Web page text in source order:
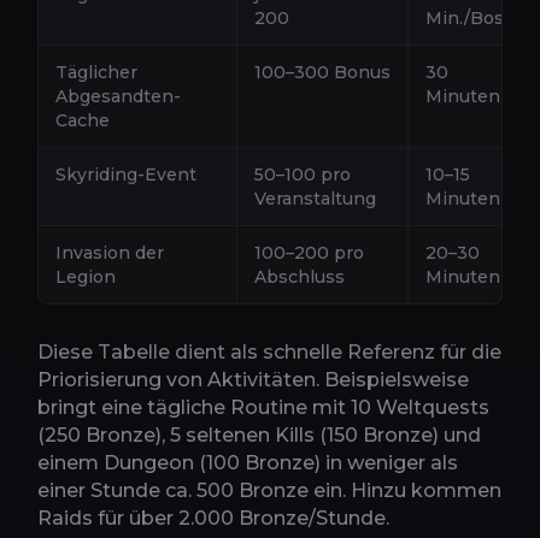
200
Min./Boss
Täglicher
Abgesandten-
Cache
100–300 Bonus
30
Minuten
Skyriding-Event
50–100 pro
Veranstaltung
10–15
Minuten
Invasion der
Legion
100–200 pro
Abschluss
20–30
Minuten
Diese Tabelle dient als schnelle Referenz für die
Priorisierung von Aktivitäten. Beispielsweise
bringt eine tägliche Routine mit 10 Weltquests
(250 Bronze), 5 seltenen Kills (150 Bronze) und
einem Dungeon (100 Bronze) in weniger als
einer Stunde ca. 500 Bronze ein. Hinzu kommen
Raids für über 2.000 Bronze/Stunde.